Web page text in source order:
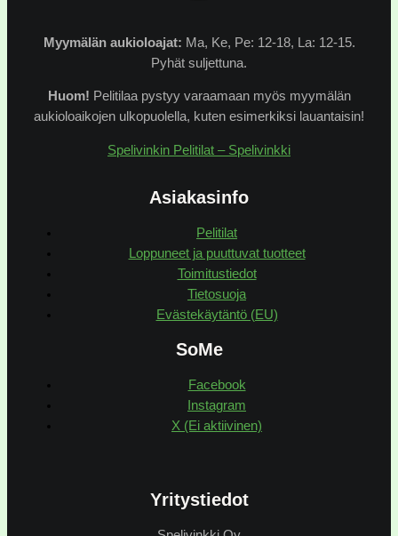
Myymälän aukioloajat: Ma, Ke, Pe: 12-18, La: 12-15.
Pyhät suljettuna.
Huom! Pelitilaa pystyy varaamaan myös myymälän
aukioloaikojen ulkopuolella, kuten esimerkiksi lauantaisin!
Spelivinkin Pelitilat – Spelivinkki
Asiakasinfo
Pelitilat
Loppuneet ja puuttuvat tuotteet
Toimitustiedot
Tietosuoja
Evästekäytäntö (EU)
SoMe
Facebook
Instagram
X (Ei aktiivinen)
Yritystiedot